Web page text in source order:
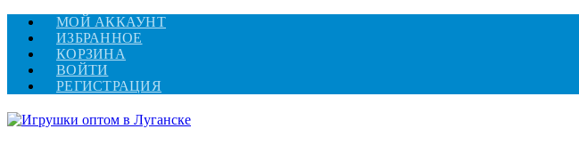
МОЙ АККАУНТ
ИЗБРАННОЕ
КОРЗИНА
ВОЙТИ
РЕГИСТРАЦИЯ